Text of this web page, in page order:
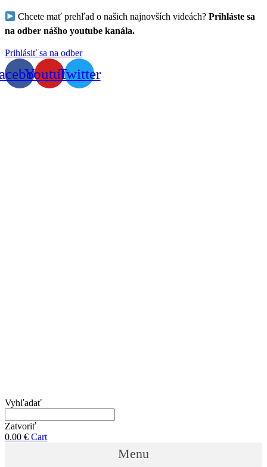
Chcete mať prehľad o našich najnovších videách? Prihláste sa
na odber nášho youtube kanála.
Prihlásiť sa na odber
YoutubeTwitter
Vyhľadať
Zatvoriť
0.00 € Cart
Menu